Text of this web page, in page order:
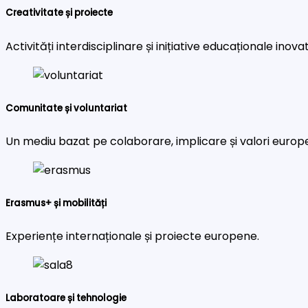
Creativitate și proiecte
Activități interdisciplinare și inițiative educaționale
Comunitate și voluntariat
Un mediu bazat pe colaborare, implicare și valori
Erasmus+ și mobilități
Experiențe internaționale și proiecte europene.
Laboratoare și tehnologie